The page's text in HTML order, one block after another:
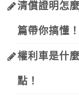
清償證明怎
篇帶你搞懂！
權利車是什
點！